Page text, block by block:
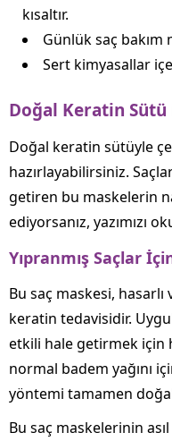
kısaltır.
Günlük saç
Sert kimyasallar
Doğal Keratin Sütü
Doğal keratin sütüyle
hazırlayabilirsiniz.
getiren bu maskelerin
ediyorsanız, yazımızı
Yıpranmış Saçlar
Bu saç maskesi,
keratin tedavisidir.
etkili hale getirmek için
normal badem yağını
yöntemi tamamen
Bu saç maskelerinin